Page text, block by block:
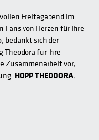
Freitagabend im
Fans von Herzen für ihre
bedankt sich der
Theodora für ihre
Zusammenarbeit vor,
HOPP THEODORA,